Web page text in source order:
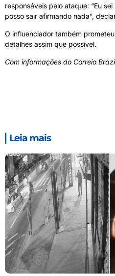
responsáveis pelo ataque: “Eu
posso sair afirmando nada”,
O influenciador também
detalhes assim que possível.
Com informações do Correio
Leia mais